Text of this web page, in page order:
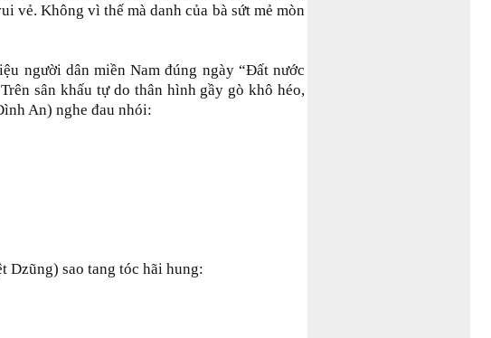
vẻ. Không vì thế mà danh của bà sứt mẻ mòn
người dân miền Nam đúng ngày “Đất nước
sân khấu tự do thân hình gầy gò khô héo,
An) nghe đau nhói:
Dzũng) sao tang tóc hãi hung: